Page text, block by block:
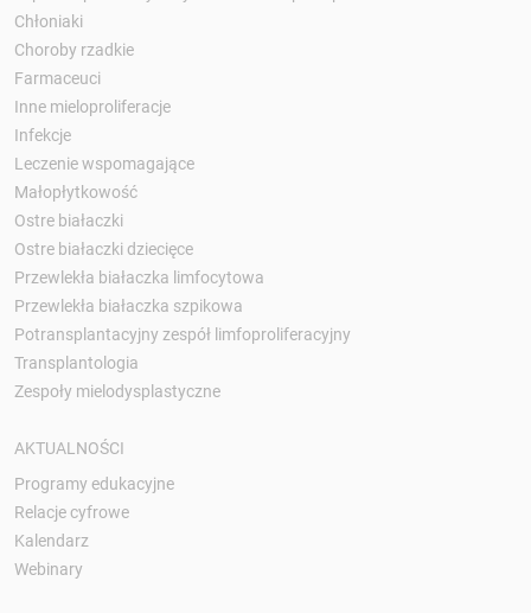
Chłoniaki
Choroby rzadkie
Farmaceuci
Inne mieloproliferacje
Infekcje
Leczenie wspomagające
Małopłytkowość
Ostre białaczki
Ostre białaczki dziecięce
Przewlekła białaczka limfocytowa
Przewlekła białaczka szpikowa
Potransplantacyjny zespół limfoproliferacyjny
Transplantologia
Zespoły mielodysplastyczne
AKTUALNOŚCI
Programy edukacyjne
Relacje cyfrowe
Kalendarz
Webinary